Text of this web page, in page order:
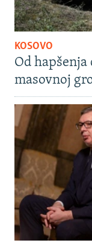
KOSOVO
Od hapšenja
masovnoj